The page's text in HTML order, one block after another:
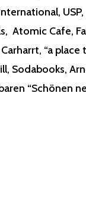
USP,
,Atomic Cafe,
“a place
, Sodabooks,
“Schönen